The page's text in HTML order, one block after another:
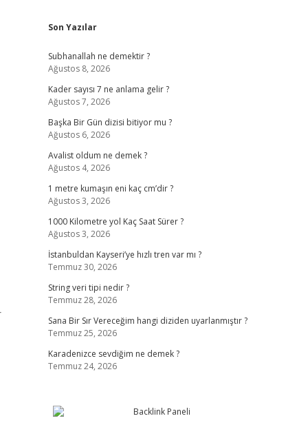
Sidebar
Son Yazılar
Subhanallah ne demektir ?
Ağustos 8, 2026
Kader sayısı 7 ne anlama gelir ?
Ağustos 7, 2026
Başka Bir Gün dizisi bitiyor mu ?
Ağustos 6, 2026
Avalist oldum ne demek ?
Ağustos 4, 2026
1 metre kumaşın eni kaç cm’dir ?
Ağustos 3, 2026
1000 Kilometre yol Kaç Saat Sürer ?
Ağustos 3, 2026
İstanbuldan Kayseri’ye hızlı tren var mı ?
Temmuz 30, 2026
String veri tipi nedir ?
Temmuz 28, 2026
Sana Bir Sır Vereceğim hangi diziden uyarlanmıştır ?
Temmuz 25, 2026
Karadenizce sevdiğim ne demek ?
Temmuz 24, 2026